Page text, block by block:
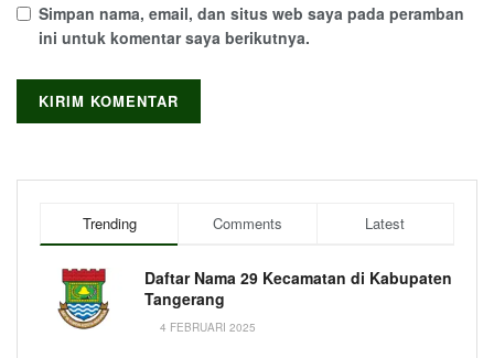
Simpan nama, email, dan situs web saya pada peramban
ini untuk komentar saya berikutnya.
Trending Comments Latest
Daftar Nama 29 Kecamatan di Kabupaten
Tangerang
4 FEBRUARI 2025